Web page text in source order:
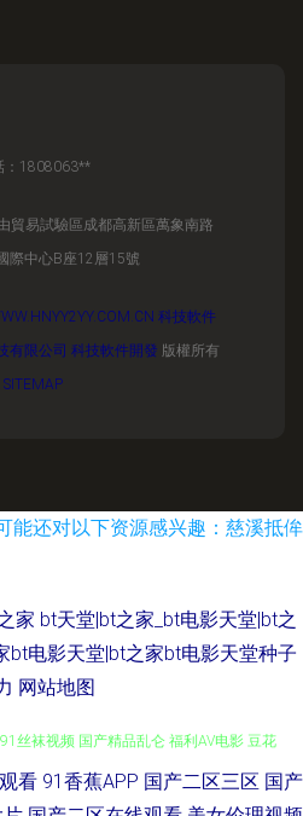
：1808063**
貿易試驗區成都高新區萬象南路
際中心B座12層15號
科技軟件
有限公司 科技軟件開發 版權所有
SITEMAP
能还对以下资源感兴趣：慈溪抵侔
家 bt天堂|bt之家_bt电影天堂|bt之
bt电影天堂|bt之家bt电影天堂种子
网站地图
色 韩国电影片 国产视频官网91 国产合集
看 91香蕉APP 国产二区三区 国产